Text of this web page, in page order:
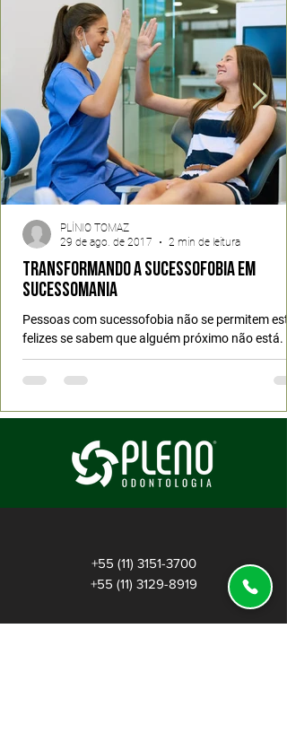
Transformando a Sucessofobia em
Sucessomania
Pessoas com sucessofobia não se permitem
felizes se sabem que alguém próximo não está.
Sabotam sua própria felicidade para não...
PLÍNIO TOMAZ
29 de ago. de 2017
2 min de leitura
+55 (11) 3151-3700
+55 (11) 3129-8919